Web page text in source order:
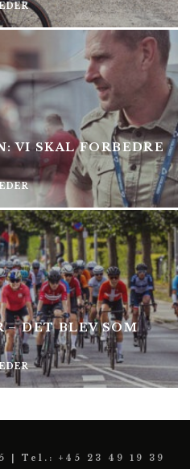
VI SKAL FORBEDRE
– DET BLEV SOM
| Tel.: +45 23 49 19 39